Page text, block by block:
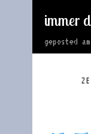
immer
geposted